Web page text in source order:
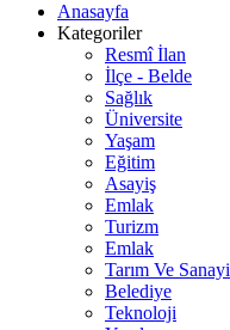
Anasayfa
Kategoriler
Resmî İlan
İlçe - Belde
Sağlık
Üniversite
Yaşam
Eğitim
Asayiş
Emlak
Turizm
Emlak
Tarım Ve Sanayi
Belediye
Teknoloji